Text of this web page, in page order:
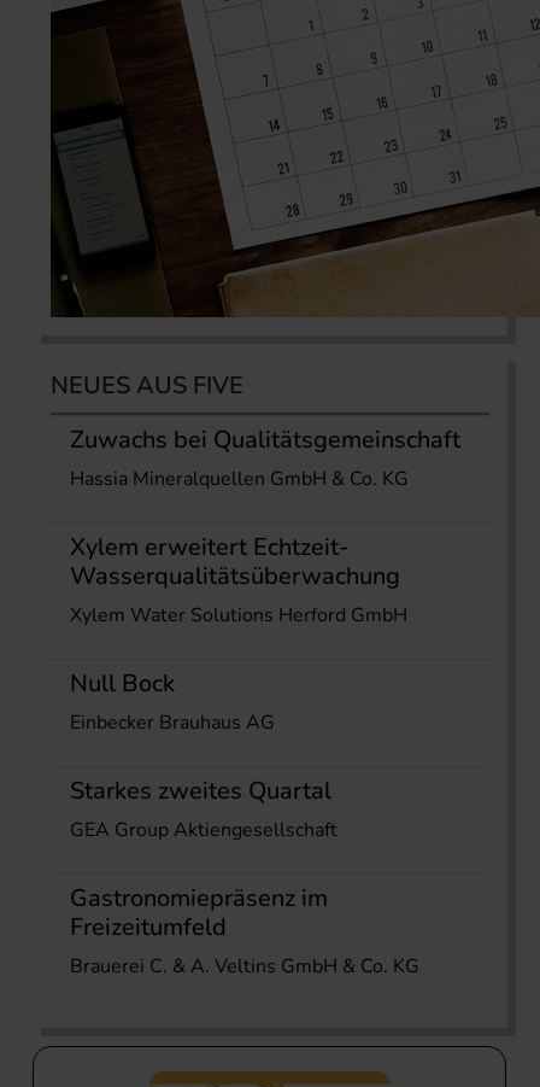
NEUES AUS FIVE
Zuwachs bei Qualitätsgemeinschaft
Hassia Mineralquellen GmbH & Co. KG
Xylem erweitert Echtzeit-
Wasserqualitätsüberwachung
Xylem Water Solutions Herford GmbH
Null Bock
Einbecker Brauhaus AG
Starkes zweites Quartal
GEA Group Aktiengesellschaft
Gastronomiepräsenz im
Freizeitumfeld
Brauerei C. & A. Veltins GmbH & Co. KG